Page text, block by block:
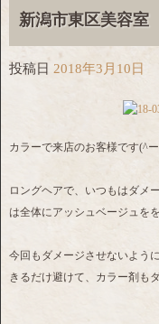
新潟市東区美容室
投稿日 2018年3月10日
カラーで来店のお客様です(^
ロングヘアで、いつもはダメ
は全体にアッシュベージュを
今回もダメージさせないよう
きるだけ避けて、カラー剤も